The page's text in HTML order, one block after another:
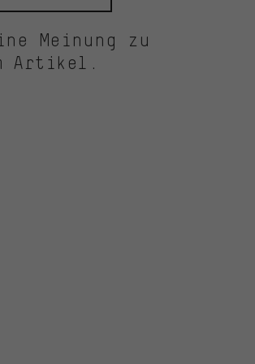
Meinung zu
Artikel.